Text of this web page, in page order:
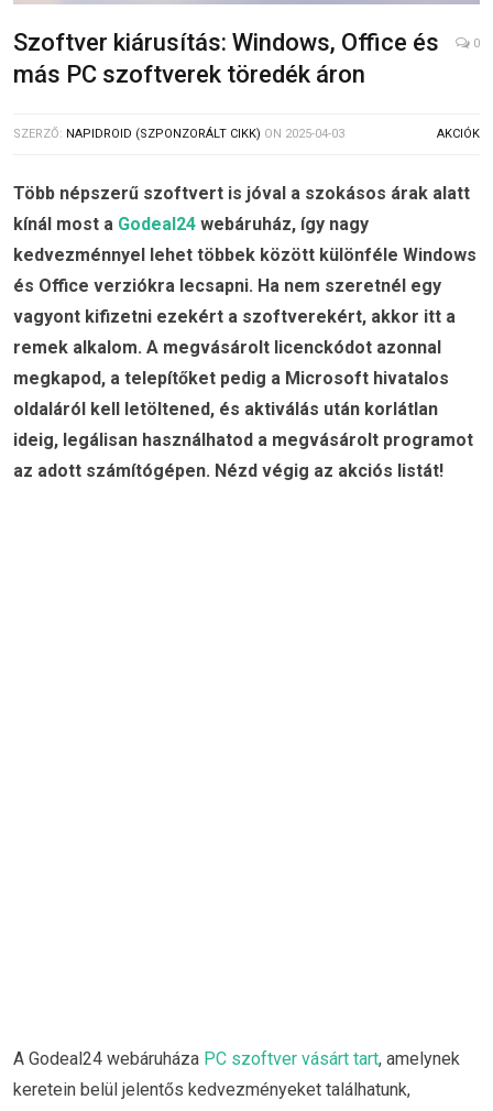
Szoftver kiárusítás: Windows, Office és
más PC szoftverek töredék áron
0
SZERZŐ: NAPIDROID (SZPONZORÁLT CIKK) ON 2025-04-03 AKCIÓK
Több népszerű szoftvert is jóval a szokásos árak alatt
kínál most a Godeal24 webáruház, így nagy
kedvezménnyel lehet többek között különféle Windows
és Office verziókra lecsapni. Ha nem szeretnél egy
vagyont kifizetni ezekért a szoftverekért, akkor itt a
remek alkalom. A megvásárolt licenckódot azonnal
megkapod, a telepítőket pedig a Microsoft hivatalos
oldaláról kell letöltened, és aktiválás után korlátlan
ideig, legálisan használhatod a megvásárolt programot
az adott számítógépen. Nézd végig az akciós listát!
A Godeal24 webáruháza PC szoftver vásárt tart, amelynek
keretein belül jelentős kedvezményeket találhatunk,